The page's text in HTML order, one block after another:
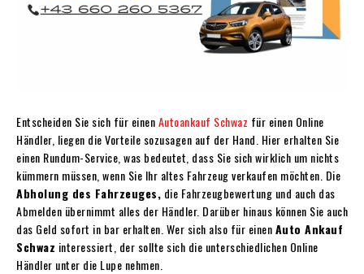
Entscheiden Sie sich für einenAutoankauf Schwaz für einen Online
Händler, liegen die Vorteile sozusagen auf der Hand. Hier erhalten Sie
einen Rundum-Service, was bedeutet, dass Sie sich wirklich um nichts
kümmern müssen, wenn Sie Ihr altes Fahrzeug verkaufen möchten. Die
Abholung des Fahrzeuges, die Fahrzeugbewertung und auch das
Abmelden übernimmt alles der Händler. Darüber hinaus können Sie auch
das Geld sofort in bar erhalten. Wer sich also für einenAuto Ankauf
Schwaz interessiert, der sollte sich die unterschiedlichen Online
Händler unter die Lupe nehmen.